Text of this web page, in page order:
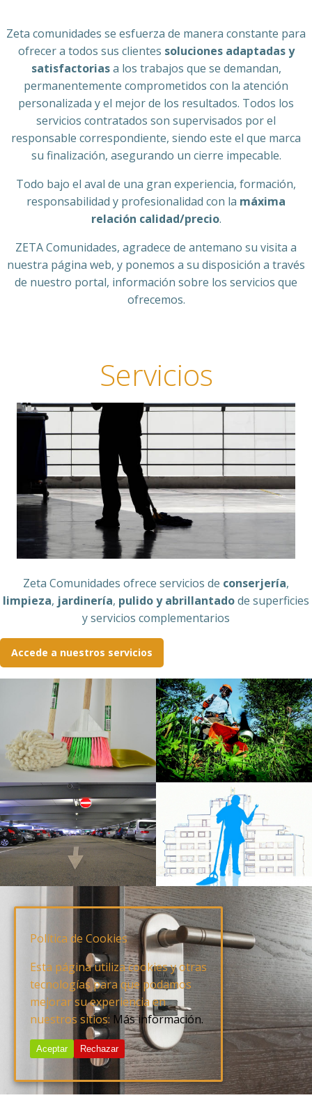
Zeta comunidades se esfuerza de manera constante para
ofrecer a todos sus clientes soluciones adaptadas y
satisfactoriasa los trabajos que se demandan,
permanentemente comprometidos con la atención
personalizada y el mejor de los resultados. Todos los
servicios contratados son supervisados por el
responsable correspondiente, siendo este el que marca
su finalización, asegurando un cierre impecable.
Todo bajo el aval de una gran experiencia, formación,
responsabilidad y profesionalidad con la máxima
relación calidad/precio.
ZETA Comunidades, agradece de antemano su visita a
nuestra página web, y ponemos a su disposición a través
de nuestro portal, información sobre los servicios que
ofrecemos.
Servicios
Zeta Comunidades ofrece servicios de conserjería,
limpieza, jardinería, pulido y abrillantadode superficies
y servicios complementarios
Accede a nuestros servicios
Política de Cookies
Esta página utiliza cookies y otras
tecnologías para que podamos
mejorar su experiencia en
nuestros sitios: Más información.
Aceptar Rechazar